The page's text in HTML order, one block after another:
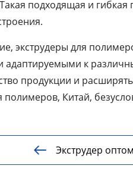
подходящая и
экструдеры для
к
продукции и
полимеров, Китай,
 Экструдер оптом